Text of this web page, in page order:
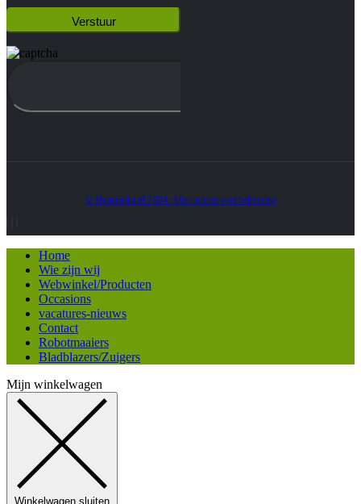
© Heatmedia.nl 2024. Alle rechten voorbehouden
Home
Wie zijn wij
Webwinkel/Producten
Occasions
vacatures-nieuws
Contact
Robotmaaiers
Bladblazers/Zuigers
Mijn winkelwagen
Winkelwagen sluiten